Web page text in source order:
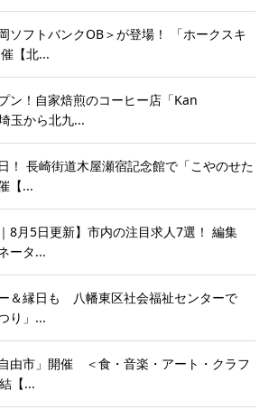
ソフトバンクOB＞が登場！ 「ホークスキ
【北...
ン！自家焙煎のコーヒー店「Kan
玉から北九...
！ 長崎街道木屋瀬宿記念館で「こやのせた
【...
8月5日更新】市内の注目求人7選！ 編集
ータ...
＆縁日も 八幡東区社会福祉センターで
り」...
由市」開催 ＜食・音楽・アート・クラフ
【...